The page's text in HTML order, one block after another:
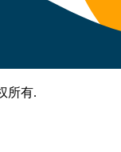
所有.